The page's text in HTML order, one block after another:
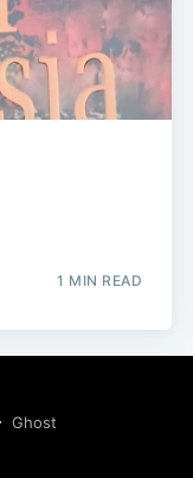
1 MIN READ
Ghost